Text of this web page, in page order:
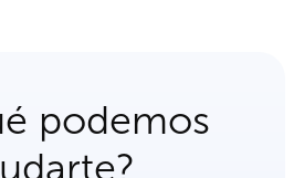
podemos